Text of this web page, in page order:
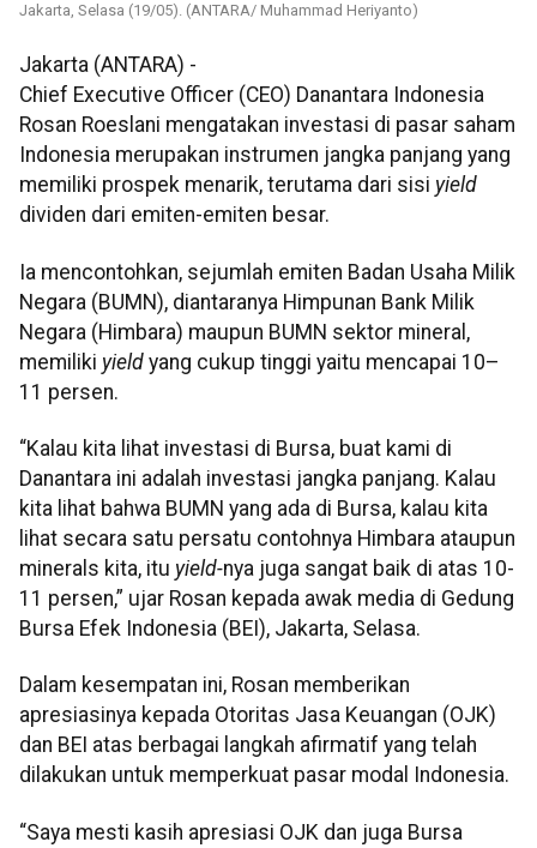
Jakarta, Selasa (19/05). (ANTARA/ Muhammad Heriyanto)
Jakarta (ANTARA) -
Chief Executive Officer (CEO) Danantara Indonesia
Rosan Roeslani mengatakan investasi di pasar saham
Indonesia merupakan instrumen jangka panjang yang
memiliki prospek menarik, terutama dari sisi yield
dividen dari emiten-emiten besar.
Ia mencontohkan, sejumlah emiten Badan Usaha Milik
Negara (BUMN), diantaranya Himpunan Bank Milik
Negara (Himbara) maupun BUMN sektor mineral,
memiliki yield yang cukup tinggi yaitu mencapai 10–
11 persen.
“Kalau kita lihat investasi di Bursa, buat kami di
Danantara ini adalah investasi jangka panjang. Kalau
kita lihat bahwa BUMN yang ada di Bursa, kalau kita
lihat secara satu persatu contohnya Himbara ataupun
minerals kita, itu yield-nya juga sangat baik di atas 10-
11 persen,” ujar Rosan kepada awak media di Gedung
Bursa Efek Indonesia (BEI), Jakarta, Selasa.
Dalam kesempatan ini, Rosan memberikan
apresiasinya kepada Otoritas Jasa Keuangan (OJK)
dan BEI atas berbagai langkah afirmatif yang telah
dilakukan untuk memperkuat pasar modal Indonesia.
“Saya mesti kasih apresiasi OJK dan juga Bursa